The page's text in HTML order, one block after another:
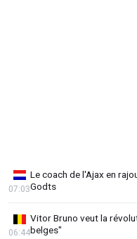
Le coach de l'Ajax en
Godts
07:03
Vitor Bruno veut la
belges"
06:44